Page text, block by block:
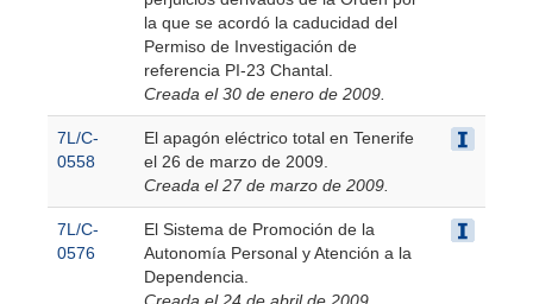
la que se acordó la caducidad del
Permiso de Investigación de
referencia PI-23 Chantal.
Creada el 30 de enero de 2009.
7L/C-
0558
El apagón eléctrico total en Tenerife
el 26 de marzo de 2009.
Creada el 27 de marzo de 2009.
7L/C-
0576
El Sistema de Promoción de la
Autonomía Personal y Atención a la
Dependencia.
Creada el 24 de abril de 2009.